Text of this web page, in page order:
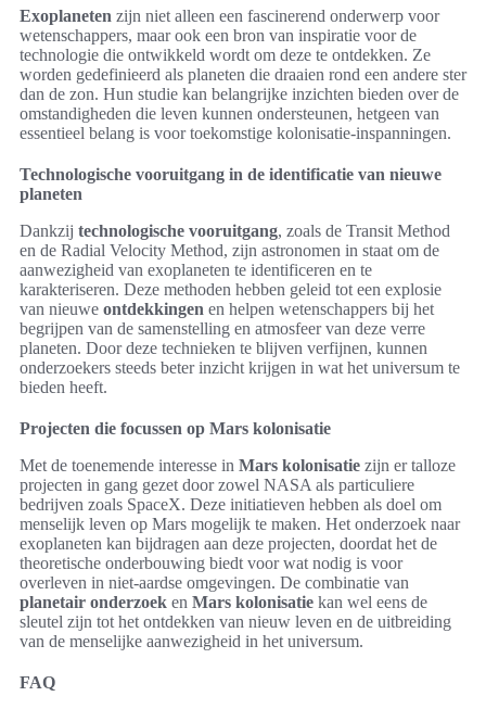
Exoplaneten zijn niet alleen een fascinerend onderwerp voor
wetenschappers, maar ook een bron van inspiratie voor de
technologie die ontwikkeld wordt om deze te ontdekken. Ze
worden gedefinieerd als planeten die draaien rond een andere ster
dan de zon. Hun studie kan belangrijke inzichten bieden over de
omstandigheden die leven kunnen ondersteunen, hetgeen van
essentieel belang is voor toekomstige kolonisatie-inspanningen.
Technologische vooruitgang in de identificatie van nieuwe
planeten
Dankzij technologische vooruitgang, zoals de Transit Method
en de Radial Velocity Method, zijn astronomen in staat om de
aanwezigheid van exoplaneten te identificeren en te
karakteriseren. Deze methoden hebben geleid tot een explosie
van nieuwe ontdekkingen en helpen wetenschappers bij het
begrijpen van de samenstelling en atmosfeer van deze verre
planeten. Door deze technieken te blijven verfijnen, kunnen
onderzoekers steeds beter inzicht krijgen in wat het universum te
bieden heeft.
Projecten die focussen op Mars kolonisatie
Met de toenemende interesse in Mars kolonisatie zijn er talloze
projecten in gang gezet door zowel NASA als particuliere
bedrijven zoals SpaceX. Deze initiatieven hebben als doel om
menselijk leven op Mars mogelijk te maken. Het onderzoek naar
exoplaneten kan bijdragen aan deze projecten, doordat het de
theoretische onderbouwing biedt voor wat nodig is voor
overleven in niet-aardse omgevingen. De combinatie van
planetair onderzoek en Mars kolonisatie kan wel eens de
sleutel zijn tot het ontdekken van nieuw leven en de uitbreiding
van de menselijke aanwezigheid in het universum.
FAQ